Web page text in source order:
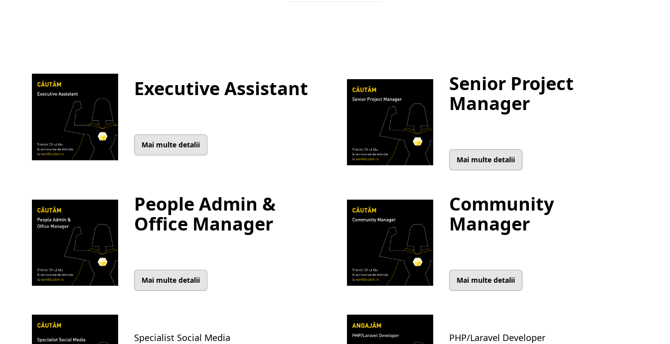
Executive Assistant
Mai multe detalii
Senior Project
Manager
Mai multe detalii
People Admin &
Office Manager
Mai multe detalii
Community
Manager
Mai multe detalii
Specialist Social Media PHP/Laravel Developer